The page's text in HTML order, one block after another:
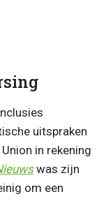
uitspraken
in rekening
was zijn
om een